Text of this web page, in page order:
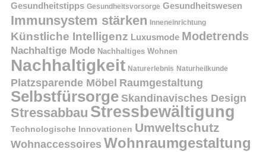
Gesundheitstipps Gesundheitsvorsorge Gesundheitswesen
Immunsystem stärken Inneneinrichtung
Künstliche Intelligenz Luxusmode Modetrends
Nachhaltige Mode Nachhaltiges Wohnen
Nachhaltigkeit Naturerlebnis Naturheilkunde
Platzsparende Möbel Raumgestaltung
Selbstfürsorge Skandinavisches Design
Stressabbau Stressbewältigung
Technologische Innovationen Umweltschutz
Wohnaccessoires Wohnraumgestaltung